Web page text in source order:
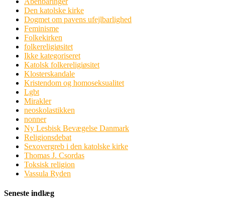
Den katolske kirke
Dogmet om pavens ufejlbarlighed
Feminisme
Folkekirken
folkereligiøsitet
Ikke kategoriseret
Katolsk folkereligiøsitet
Klosterskandale
Kristendom og homoseksualitet
Lgbt
Mirakler
neoskolastikken
nonner
Ny Lesbisk Bevægelse Danmark
Religionsdebat
Sexovergreb i den katolske kirke
Thomas J. Csordas
Toksisk religion
Vassula Ryden
Seneste indlæg